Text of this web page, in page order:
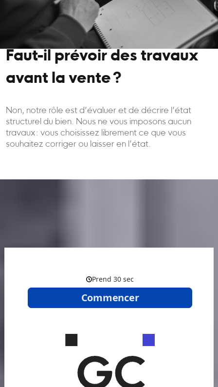
Faut-il prévoir des travaux
avant la vente ?
Non, notre rôle est d’évaluer et de décrire l’état
structurel du bien. Nous ne vous imposons aucun
travaux : vous choisissez librement ce que vous
souhaitez corriger ou laisser en l’état.